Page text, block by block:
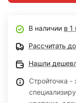
В наличии в 1
Рассчитать
Нашли
Стройточка -